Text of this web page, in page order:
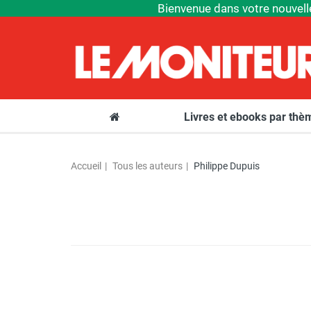
Bienvenue dans votre
Livres et ebooks par
Accueil Tous les auteurs Philippe Dupuis